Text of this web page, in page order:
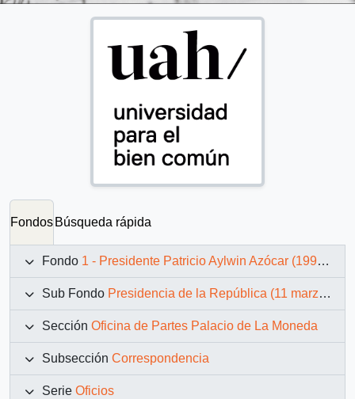
Fondos Búsqueda rápida
Fondo 1 - Presidente Patricio Aylwin Azócar (1990-1994)
Sub Fondo Presidencia de la República (11 marzo 1990 – 11 marzo 1994)
Sección Oficina de Partes Palacio de La Moneda
Subsección Correspondencia
Serie Oficios